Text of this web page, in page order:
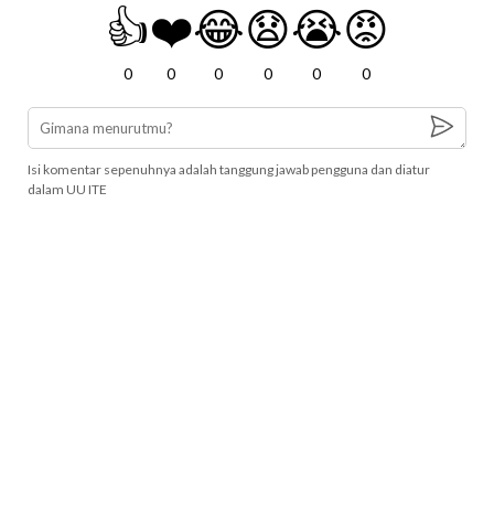
👍
0
❤️
0
😂
0
😧
0
😭
0
😡
0
Isi komentar sepenuhnya adalah tanggung jawab pengguna dan diatur
dalam UU ITE